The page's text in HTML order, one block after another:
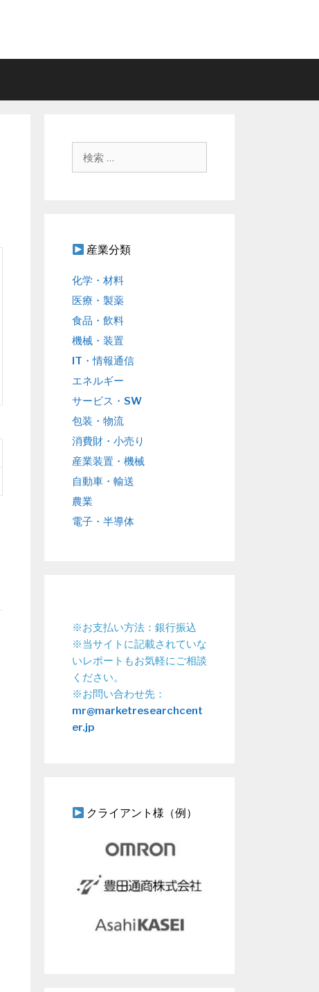
産業分類
化学・材料
医療・製薬
食品・飲料
機械・装置
IT・情報通信
エネルギー
サービス・SW
包装・物流
消費財・小売り
産業装置・機械
自動車・輸送
農業
電子・半導体
※お支払い方法：銀行振込
※当サイトに記載されていな
いレポートもお気軽にご相談
ください。
※お問い合わせ先：
mr@marketresearchcent
er.jp
クライアント様（例）